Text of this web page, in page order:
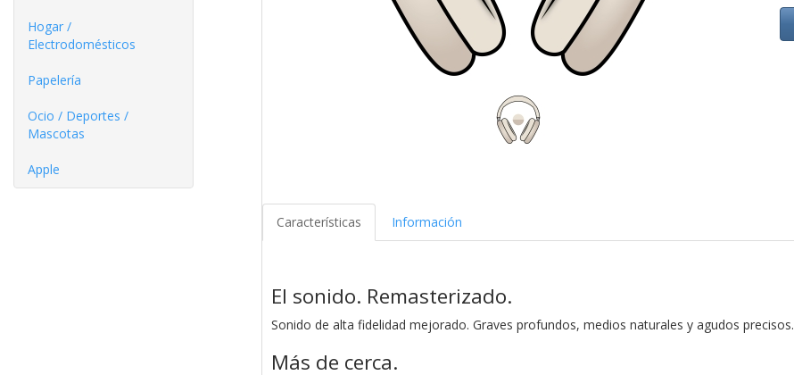
Hogar /
Electrodomésticos
Papelería
Ocio / Deportes /
Mascotas
Apple
Características Información
El sonido. Remasterizado.
Sonido de alta fidelidad mejorado. Graves profundos, medios naturales y agudos precisos.
Más de cerca.